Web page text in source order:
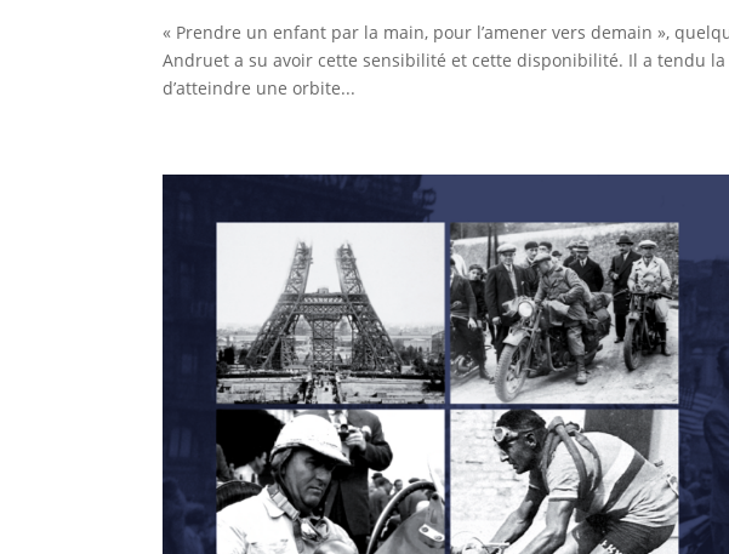
« Prendre un enfant par la main, pour l’amener vers demain »,
Andruet a su avoir cette sensibilité et cette disponibilité. Il a tendu
d’atteindre une orbite...